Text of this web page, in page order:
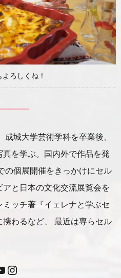
ろしくね！
成城大学芸術学科を卒業後、
を学ぶ。国内外で作品を発
の個展開催をきっかけにセル
と日本の文化交流展覧会を
ッチ著『イェレナと学ぶセ
わるなど、 最近は専らセル